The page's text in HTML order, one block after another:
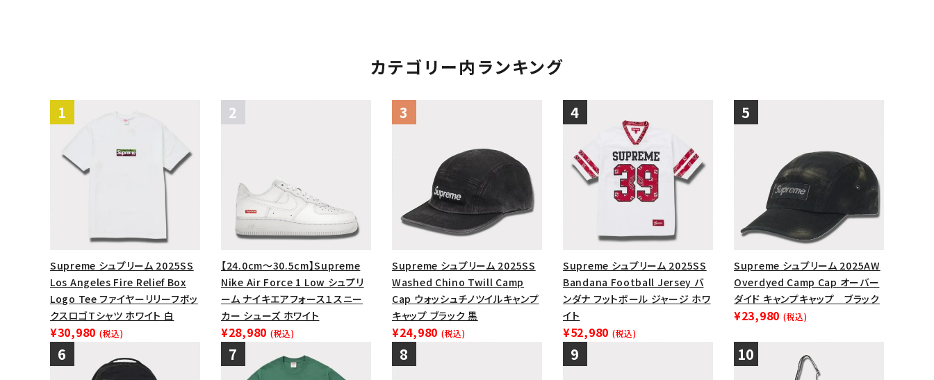
カテゴリー内ランキング
Supreme シュプリーム 2025SS
Los Angeles Fire Relief Box
Logo Tee ファイヤーリリーフボッ
クスロゴTシャツ ホワイト 白
¥30,980 (税込)
【24.0cm～30.5cm】Supreme
Nike Air Force 1 Low シュプリ
ーム ナイキエアフォース１スニー
カー シューズ ホワイト
¥28,980 (税込)
Supreme シュプリーム 2025SS
Washed Chino Twill Camp
Cap ウォッシュチノツイルキャンプ
キャップ ブラック 黒
¥24,980 (税込)
Supreme シュプリーム 2025SS
Bandana Football Jersey バ
ンダナ フットボール ジャージ ホワ
イト
¥52,980 (税込)
Supreme シュプリーム 2025AW
Overdyed Camp Cap オーバー
ダイド キャンプキャップ ブラック
¥23,980 (税込)